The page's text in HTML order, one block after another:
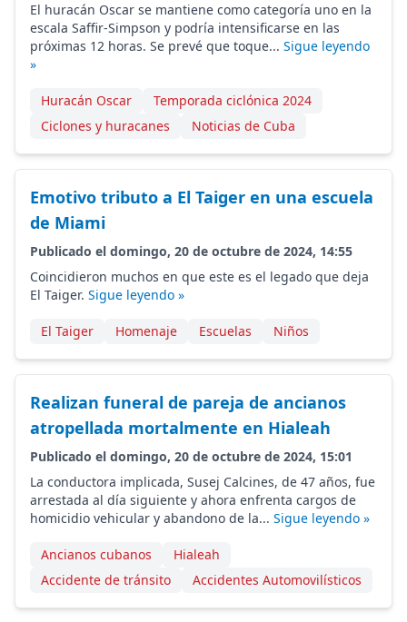
El huracán Oscar se mantiene como categoría uno en la
escala Saffir-Simpson y podría intensificarse en las
próximas 12 horas. Se prevé que toque... Sigue leyendo
»
Huracán Oscar
Temporada ciclónica 2024
Ciclones y huracanes
Noticias de Cuba
Emotivo tributo a El Taiger en una escuela
de Miami
Publicado el domingo, 20 de octubre de 2024, 14:55
Coincidieron muchos en que este es el legado que deja
El Taiger. Sigue leyendo »
El Taiger Homenaje Escuelas Niños
Realizan funeral de pareja de ancianos
atropellada mortalmente en Hialeah
Publicado el domingo, 20 de octubre de 2024, 15:01
La conductora implicada, Susej Calcines, de 47 años, fue
arrestada al día siguiente y ahora enfrenta cargos de
homicidio vehicular y abandono de la... Sigue leyendo »
Ancianos cubanos
Hialeah
Accidente de tránsito
Accidentes Automovilísticos